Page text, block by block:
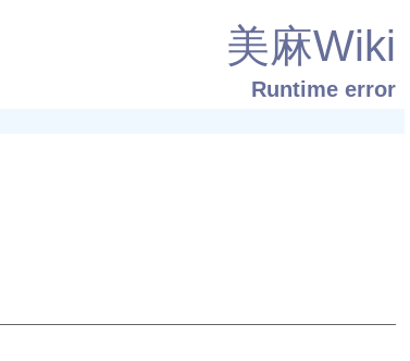
美麻Wiki
Runtime error